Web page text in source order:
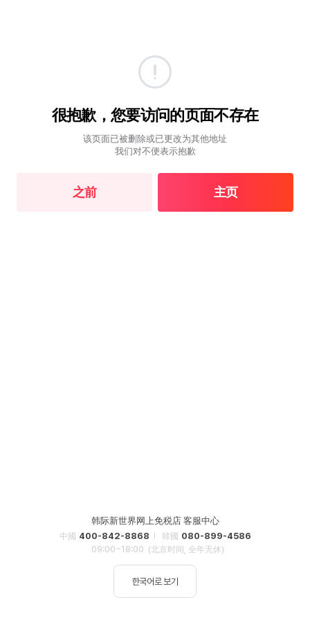
很抱歉，您要访问的页面不存在
该页面已被删除或已更改为其他地址
我们对不便表示抱歉
之前 主页
韩际新世界网上免税店 客服中心
中國 400-842-8868 韓國 080-899-4586
09:00~18:00 (北京时间, 全年无休)
한국어로 보기